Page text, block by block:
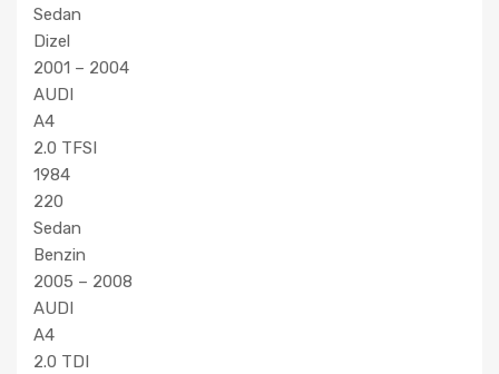
Sedan
Dizel
2001 – 2004
AUDI
A4
2.0 TFSI
1984
220
Sedan
Benzin
2005 – 2008
AUDI
A4
2.0 TDI